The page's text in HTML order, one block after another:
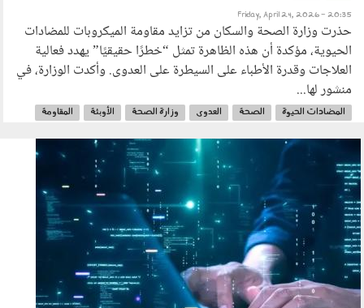
Friday, April 24, 2026 - 20:35
حذرت وزارة الصحة والسكان من تزايد مقاومة الميكروبات للمضادات
الحيوية، مؤكدة أن هذه الظاهرة تمثل “خطرًا حقيقيًا” يهدد فعالية
العلاجات وقدرة الأطباء على السيطرة على العدوى. وأكدت الوزارة، في
منشور لها...
المضادات الحيوة الصحة العدوى وزارة الصحة الأوبئة
المقاومة
220403.jpg